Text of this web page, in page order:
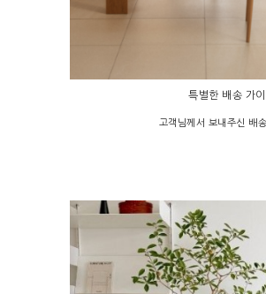
특별한 배송 가
고객님께서 보내주신 배